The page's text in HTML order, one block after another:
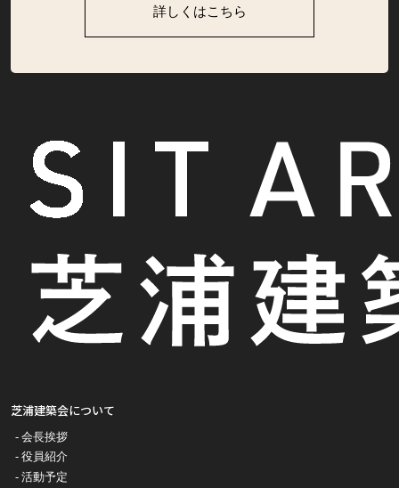
詳しくはこちら
芝浦建築会について
会長挨拶
役員紹介
活動予定